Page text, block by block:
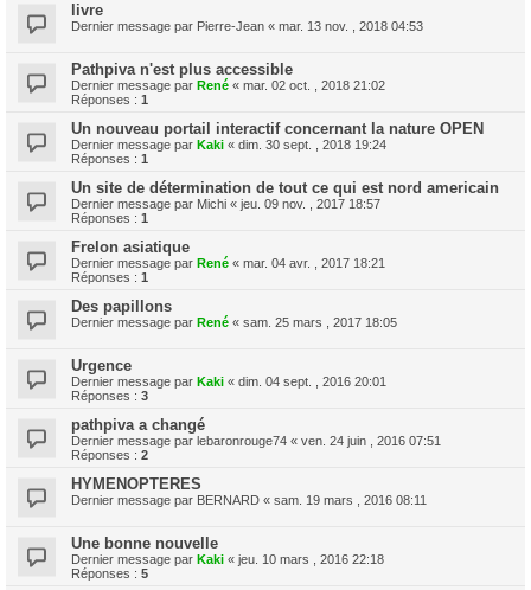
livre
Dernier message par Pierre-Jean « mar. 13 nov. , 2018 04:53
Pathpiva n'est plus accessible
Dernier message par René « mar. 02 oct. , 2018 21:02
Réponses : 1
Un nouveau portail interactif concernant la nature OPEN
Dernier message par Kaki « dim. 30 sept. , 2018 19:24
Réponses : 1
Un site de détermination de tout ce qui est nord americain
Dernier message par Michi « jeu. 09 nov. , 2017 18:57
Réponses : 1
Frelon asiatique
Dernier message par René « mar. 04 avr. , 2017 18:21
Réponses : 1
Des papillons
Dernier message par René « sam. 25 mars , 2017 18:05
Urgence
Dernier message par Kaki « dim. 04 sept. , 2016 20:01
Réponses : 3
pathpiva a changé
Dernier message par lebaronrouge74 « ven. 24 juin , 2016 07:51
Réponses : 2
HYMENOPTERES
Dernier message par BERNARD « sam. 19 mars , 2016 08:11
Une bonne nouvelle
Dernier message par Kaki « jeu. 10 mars , 2016 22:18
Réponses : 5